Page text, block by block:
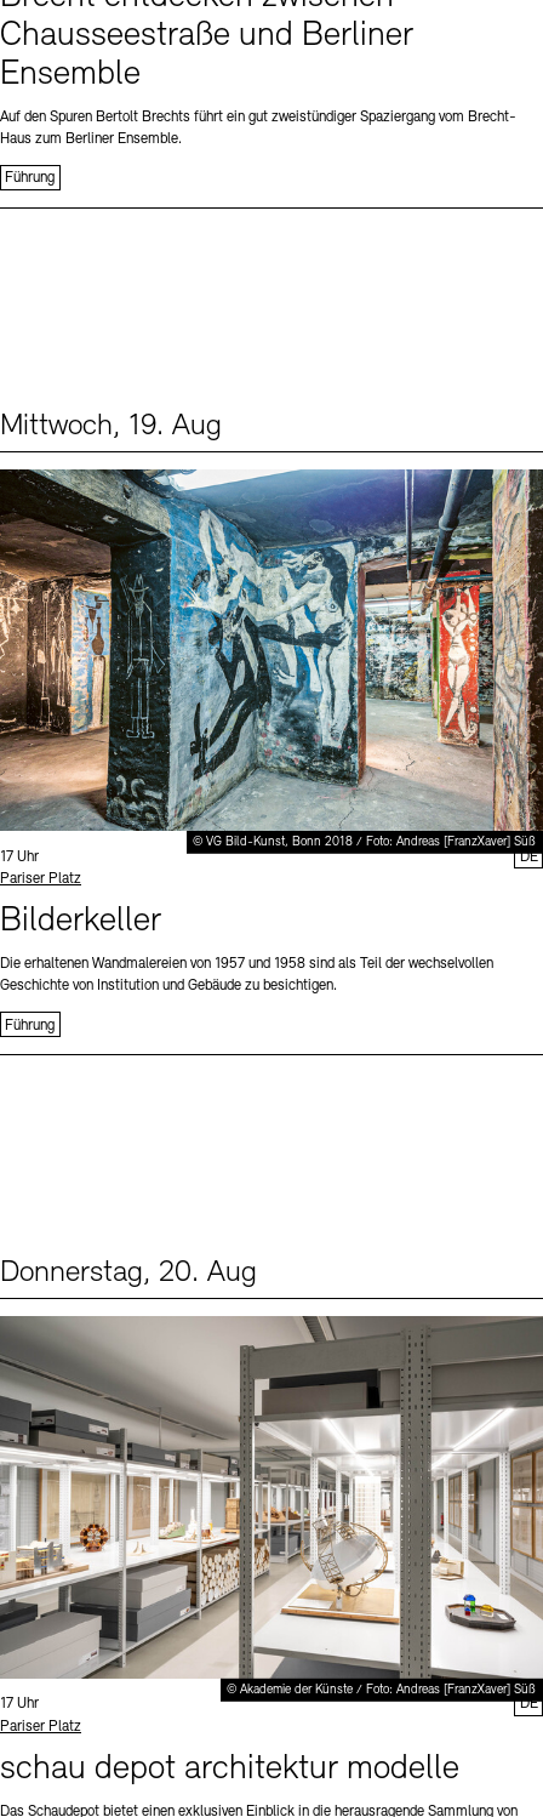
Chausseestraße und Berliner
Ensemble
Auf den Spuren Bertolt Brechts führt ein gut zweistündiger Spaziergang vom Brecht-
Haus zum Berliner Ensemble.
Führung
Mittwoch, 19. Aug
© VG Bild-Kunst, Bonn 2018 / Foto: Andreas [FranzXaver] Süß
Uhrzeit:
17 Uhr
Standort
Pariser Platz
Bilderkeller
Die erhaltenen Wandmalereien von 1957 und 1958 sind als Teil der wechselvollen
Geschichte von Institution und Gebäude zu besichtigen.
Führung
DE
Donnerstag, 20. Aug
© Akademie der Künste / Foto: Andreas [FranzXaver] Süß
Uhrzeit:
17 Uhr
Standort
Pariser Platz
schau depot architektur modelle
Das Schaudepot bietet einen exklusiven Einblick in die herausragende Sammlung von
DE